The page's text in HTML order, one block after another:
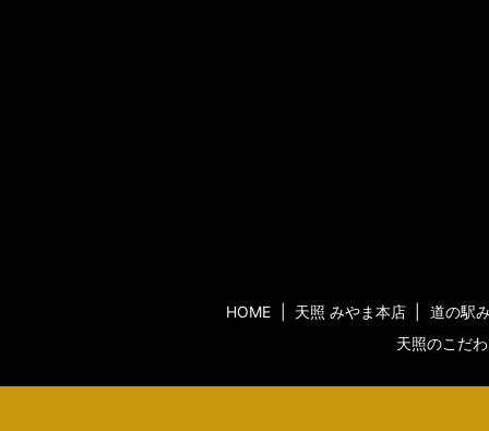
HOME 天照 みやま本店
道の駅
天照のこだ